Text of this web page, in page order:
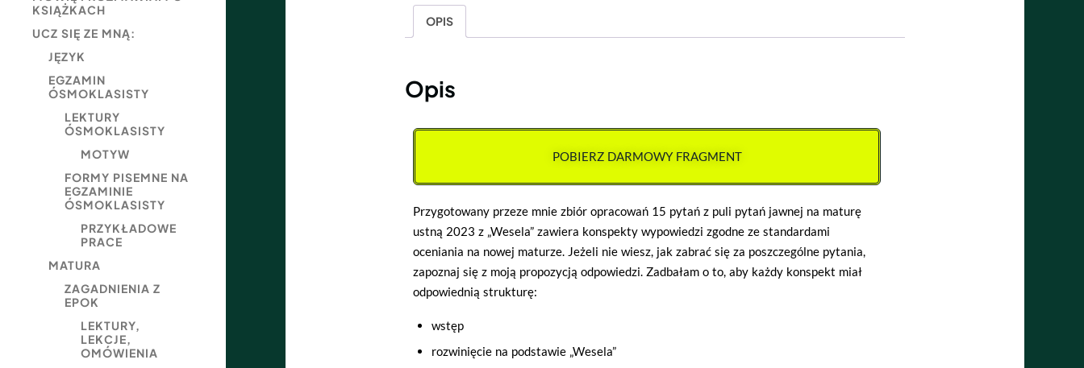
KSIĄŻKACH
UCZ SIĘ ZE MNĄ:
JĘZYK
EGZAMIN
ÓSMOKLASISTY
LEKTURY
ÓSMOKLASISTY
MOTYW
FORMY PISEMNE NA
EGZAMINIE
ÓSMOKLASISTY
PRZYKŁADOWE
PRACE
MATURA
ZAGADNIENIA Z
EPOK
LEKTURY,
LEKCJE,
OMÓWIENIA
OPIS
Opis
POBIERZ DARMOWY FRAGMENT
Przygotowany przeze mnie zbiór opracowań 15 pytań z puli pytań jawnej na maturę
ustną 2023 z „Wesela” zawiera konspekty wypowiedzi zgodne ze standardami
oceniania na nowej maturze. Jeżeli nie wiesz, jak zabrać się za poszczególne pytania,
zapoznaj się z moją propozycją odpowiedzi. Zadbałam o to, aby każdy konspekt miał
odpowiednią strukturę:
wstęp
rozwinięcie na podstawie „Wesela”